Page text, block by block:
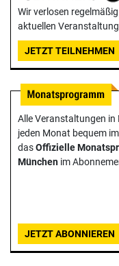
Wir verlosen
aktuellen
JETZT TEILNEHMEN
Alle Veranstaltungen in
jeden Monat bequem
dasOffizielle
München im
JETZT ABONNIEREN